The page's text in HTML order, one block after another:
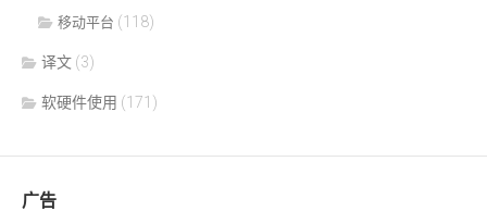
移动平台 (118)
译文 (3)
软硬件使用 (171)
广告